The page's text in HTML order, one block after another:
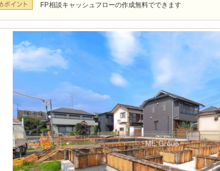
FP相談キャッシュフローの作成無料でできます